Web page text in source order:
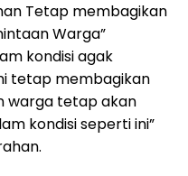
Tetap membagikan
Warga”
kondisi agak
tetap membagikan
warga tetap akan
kondisi seperti ini”